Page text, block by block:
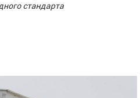
стандарта